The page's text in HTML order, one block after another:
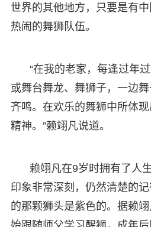
世界的其他地方，只要是有
热闹的舞狮队伍。
“在我的老家，每逢过年
或舞台舞龙、舞狮子，一边
齐鸣。在欢乐的舞狮中所体
精神。”赖翊凡说道。
赖翊凡在9岁时拥有了人
印象非常深刻，仍然清楚的
的那颗狮头是紫色的。据赖